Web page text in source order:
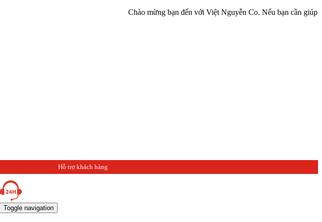
Chào mừng bạn đến với Việt Nguyễn Co. Nếu bạn cần giúp đỡ hãy liên
Hỗ trợ khách hàng
Toggle navigation